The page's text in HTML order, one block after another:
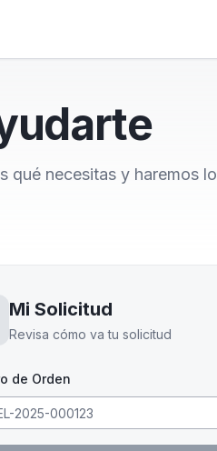
qué necesitas y haremos lo
Mi Solicitud
Revisa cómo va tu solicitud
de Orden